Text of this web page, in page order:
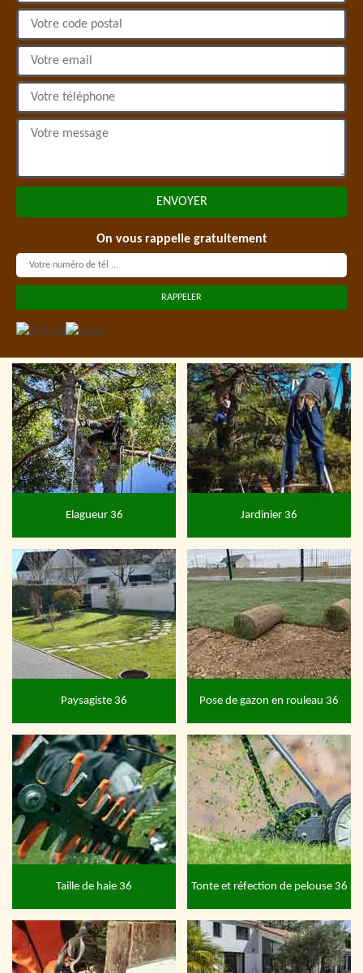
On vous rappelle gratuitement
Elagueur 36 Jardinier 36
Paysagiste 36 Pose de gazon en rouleau 36
Taille de haie 36 Tonte et réfection de pelouse 36